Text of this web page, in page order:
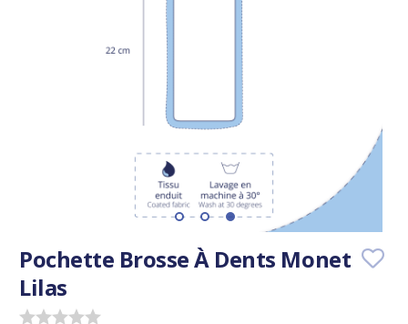
Pochette Brosse À Dents Monet
Lilas